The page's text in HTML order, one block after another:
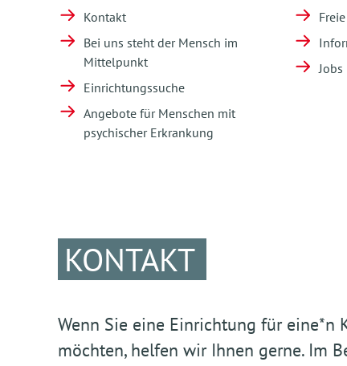
Kontakt
Bei uns steht der Mensch im
Mittelpunkt
Einrichtungssuche
Angebote für Menschen mit
psychischer Erkrankung
KONTAKT
Wenn Sie eine Einrichtung für eine*n
möchten, helfen wir Ihnen gerne. Im